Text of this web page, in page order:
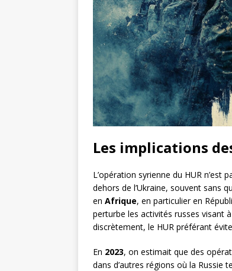
Les implications
L’opération syrienne du HUR n’est
dehors de l’Ukraine, souvent sans
en Afrique, en particulier en
perturbe les activités russes visant
discrètement, le HUR préférant
En 2023, on estimait que des
dans d’autres régions où la Russie